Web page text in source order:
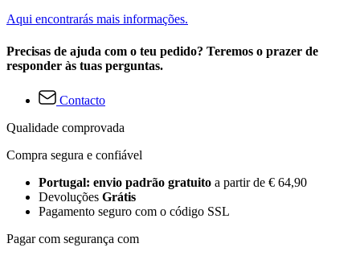
Aqui encontrarás mais informações.
Precisas de ajuda com o teu pedido? Teremos o prazer de
responder às tuas perguntas.
Contacto
Qualidade comprovada
Compra segura e confiável
Portugal: envio padrão gratuito a partir de € 64,90
Devoluções Grátis
Pagamento seguro com o código SSL
Pagar com segurança com